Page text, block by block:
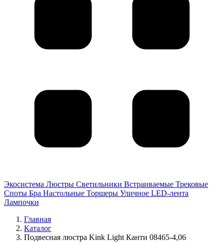
Экосистема Люстры Светильники Встраиваемые Трековые
Споты Бра Настольные Торшеры Уличное LED-лента
Лампочки
Главная
Каталог
Подвесная люстра Kink Light Канти 08465-4,06